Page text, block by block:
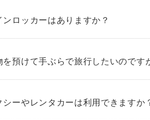
ンロッカーはありますか？
を預けて手ぶらで旅行したいのです
シーやレンタカーは利用できますか